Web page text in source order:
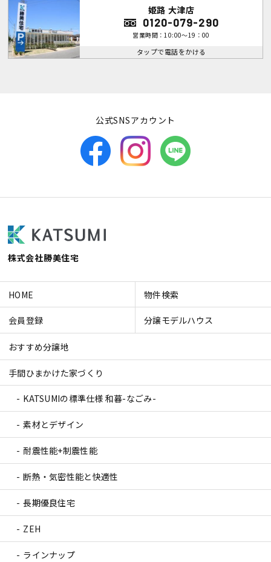
姫路 大津店
0120-079-290
営業時間：10:00～19：00
タップで電話をかける
公式SNSアカウント
株式会社勝美住宅
HOME 物件検索
会員登録 分譲モデルハウス
おすすめ分譲地
手間ひまかけた家づくり
KATSUMIの標準仕様 和暮-なごみ-
素材とデザイン
耐震性能+制震性能
断熱・気密性能と快適性
長期優良住宅
ZEH
ラインナップ